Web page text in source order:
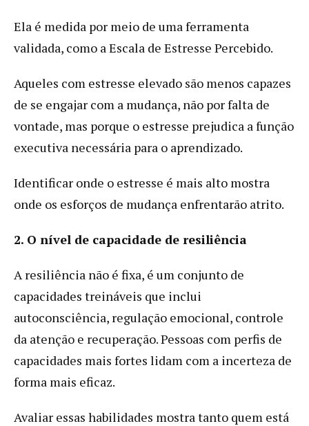
Ela é medida por meio de uma ferramenta
validada, como a Escala de Estresse Percebido.
Aqueles com estresse elevado são menos capazes
de se engajar com a mudança, não por falta de
vontade, mas porque o estresse prejudica a função
executiva necessária para o aprendizado.
Identificar onde o estresse é mais alto mostra
onde os esforços de mudança enfrentarão atrito.
2. O nível de capacidade de resiliência
A resiliência não é fixa, é um conjunto de
capacidades treináveis que inclui
autoconsciência, regulação emocional, controle
da atenção e recuperação. Pessoas com perfis de
capacidades mais fortes lidam com a incerteza de
forma mais eficaz.
Avaliar essas habilidades mostra tanto quem está